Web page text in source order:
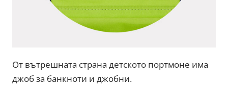
От вътрешната страна детското портмоне има
джоб за банкноти и джобни.